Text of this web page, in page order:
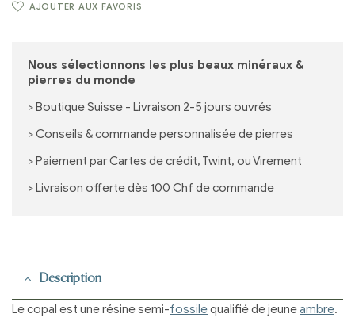
AJOUTER AUX FAVORIS
Nous sélectionnons les plus beaux minéraux &
pierres du monde
> Boutique Suisse - Livraison 2-5 jours ouvrés
> Conseils & commande personnalisée de pierres
> Paiement par Cartes de crédit, Twint, ou Virement
> Livraison offerte dès 100 Chf de commande
Description
Le copal est une résine semi-fossilequalifié de jeuneambre.